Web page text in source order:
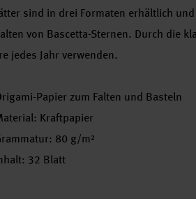
sind in drei Formaten erhältlich
von Bascetta-Sternen. Durch die
jedes Jahr verwenden.
Papier zum Falten und Basteln
Kraftpapier
80 g/m²
32 Blatt